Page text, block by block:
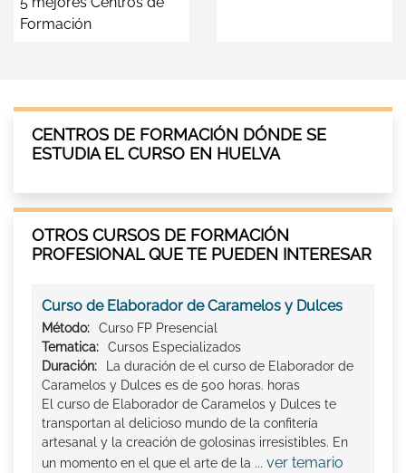
Formación
CENTROS DE FORMACIÓN DÓNDE SE
ESTUDIA EL CURSO EN HUELVA
OTROS CURSOS DE FORMACIÓN
PROFESIONAL QUE TE PUEDEN INTERESAR
Curso de Elaborador de Caramelos y Dulces
Método:
Curso FP Presencial
Tematica:
Cursos Especializados
Duración:
La duración de el curso de Elaborador de
Caramelos y Dulces es de 500 horas. horas
El curso de Elaborador de Caramelos y Dulces te
transportan al delicioso mundo de la confitería
artesanal y la creación de golosinas irresistibles. En
un momento en el que el arte de la ... ver temario